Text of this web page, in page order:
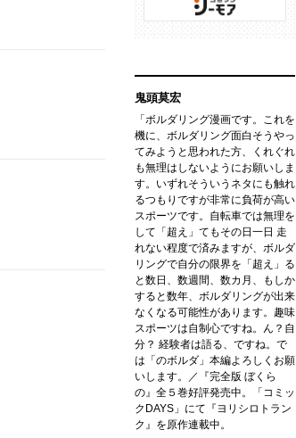
鬼頭莫宏
「ボルダリング漫画です。これを
機に、ボルダリング面白そうやっ
てみようと思われた方、くれぐれ
も無理はしないようにお願いしま
す。いずれそういうネタにも触れ
るつもりですが非常に負荷が高い
スポーツです。自転車では無理を
して「超え」てもその日一日 走
れない程度で済みますが、ボルダ
リングで自分の限界を「超え」る
と数日、数週間、数カ月、もしか
すると数年、ボルダリングが出来
なくなる可能性があります。趣味
スポーツは自制心ですね。ん？自
分？ 経験者は語る、ですね。で
は「のボルダ」本編よろしくお願
いします。／『完全版 ぼくら
の』全５巻好評発売中。「コミッ
クDAYS」にて『ヨリシロトラン
ク』を原作連載中。